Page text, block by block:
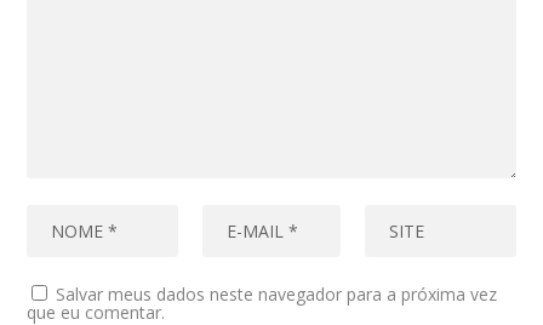
Salvar meus dados neste navegador para a próxima vez
que eu comentar.